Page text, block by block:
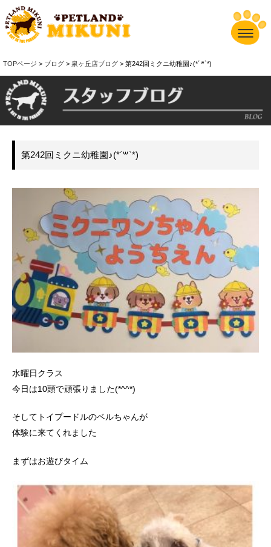
TOPページ > ブログ > 泉ヶ丘店ブログ > 第242回ミクニ幼稚園♪(*´꒳`*)
第242回ミクニ幼稚園♪(*´꒳`*)
水曜日クラス
今日は10頭で頑張りました(*^^*)
そしてトイプードルのベルちゃんが
体験に来てくれました
まずはお遊びタイム